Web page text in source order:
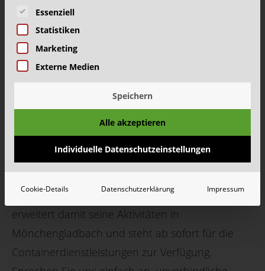
mehr lesen...
Übernahme des Containerdienstes Pöstges
durch Schönmackers
18. Oktober 2018 |Aktuelles
Zum Übergangsstichtag 01.10.2018 hat der
Entsorger Schönmackers die Aktivitäten des
Containerdienstes Pöstges in Mönchengladbach
übernommen. Der Entsorgungsfachbetrieb
erweitert damit seine Aktivitäten in
Mönchengladbach und steht ab sofort für die
Containerdienstleistungen zur Verfügung.
Es folgt eine Liste der Service-Gruppen, für die eine
Essenziell
Statistiken
Marketing
Externe Medien
Speichern
Alle akzeptieren
Individuelle Datenschutzeinstellungen
Cookie-Details Datenschutzerklärung Impressum